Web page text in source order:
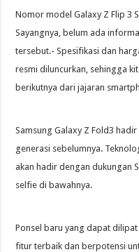
Nomor model Galaxy Z Flip 3
Sayangnya, belum ada
tersebut.- Spesifikasi dan
resmi diluncurkan, sehingga
berikutnya dari jajaran
Samsung Galaxy Z Fold3
generasi sebelumnya.
akan hadir dengan dukungan
selfie di bawahnya.
Ponsel baru yang dapat
fitur terbaik dan berpotensi